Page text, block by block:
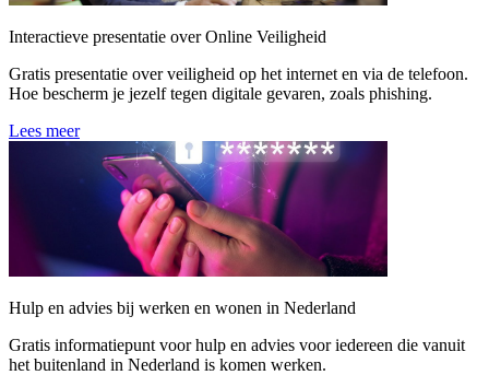
Interactieve presentatie over Online Veiligheid
Gratis presentatie over veiligheid op het internet en via de telefoon.
Hoe bescherm je jezelf tegen digitale gevaren, zoals phishing.
Lees meer
Hulp en advies bij werken en wonen in Nederland
Gratis informatiepunt voor hulp en advies voor iedereen die vanuit
het buitenland in Nederland is komen werken.